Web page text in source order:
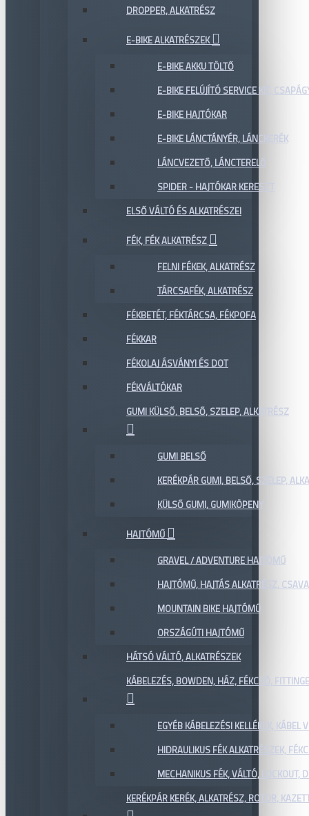
DROPPER, ALKATRÉSZ
E-BIKE ALKATRÉSZEK
E-BIKE AKKU TÖLTŐ
E-BIKE FELÚJÍTÓ SERVICE KIT,
E-BIKE HAJTÓKAR
E-BIKE LÁNCTÁNYÉR, LÁNCKERÉK
LÁNCVEZETŐ, LÁNCTERELŐ
SPIDER - HAJTÓKAR KERESZT
ELSŐ VÁLTÓ ÉS ALKATRÉSZEI
FÉK, FÉK ALKATRÉSZ
FELNI FÉKEK, ALKATRÉSZ
TÁRCSAFÉK, ALKATRÉSZ
FÉKBETÉT, FÉKTÁRCSA, FÉKPOFA
FÉKKAR
FÉKOLAJ ÁSVÁNYI ÉS DOT
FÉKVÁLTÓKAR
GUMI KÜLSŐ, BELSŐ, SZELEP, ALKATRÉSZ
GUMI BELSŐ
KERÉKPÁR GUMI, BELSŐ, SZELEP,
KÜLSŐ GUMI, GUMIKÖPENY
HAJTÓMŰ
GRAVEL / ADVENTURE HAJTÓMŰ
HAJTÓMŰ, HAJTÁS ALKATRÉSZ,
MOUNTAIN BIKE HAJTÓMŰ
ORSZÁGÚTI HAJTÓMŰ
HÁTSÓ VÁLTÓ, ALKATRÉSZEK
KÁBELEZÉS, BOWDEN, HÁZ, FÉKCSŐ,
EGYÉB KÁBELEZÉSI KELLÉKEK,
HIDRAULIKUS FÉK ALKATRÉSZEK,
MECHANIKUS FÉK, VÁLTÓ, LOCKOUT,
KERÉKPÁR KERÉK, ALKATRÉSZ, ROTOR,